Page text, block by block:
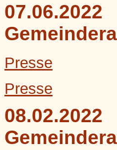
07.06.2022
Presse
Presse
08.02.2022